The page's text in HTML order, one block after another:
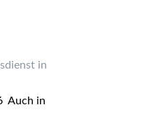
in
Auch in